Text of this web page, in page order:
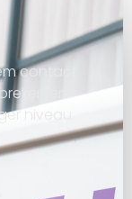
contact
en
niveau.